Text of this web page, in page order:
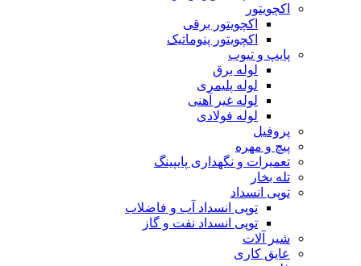
اکچویتور
اکچویتور برقی
اکچویتور پنوماتیک
پایپ و تیوب
لوله برق
لوله پلیمری
لوله غیر آهنی
لوله فولادی
پروفیل
پیچ و مهره
تعمیرات و نگهداری پایپینگ
تله بخار
توپی انسداد
توپی انسداد آب و فاضلاب
توپی انسداد نفت و گاز
شیر آلات
عایق کاری